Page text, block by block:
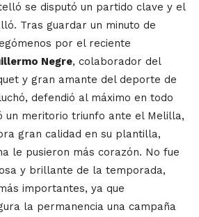
se disputó un partido clave y el
Tras guardar un minuto de
por el reciente
Negre, colaborador del
y gran amante del deporte de
defendió al máximo en todo
un meritorio triunfo ante el Melilla,
gran calidad en su plantilla,
le pusieron más corazón. No fue
y brillante de la temporada,
importantes, ya que
la permanencia una campaña